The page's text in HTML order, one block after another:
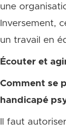
une
Inversement,
un travail en
Écouter et
Comment se
handicapé
Il faut